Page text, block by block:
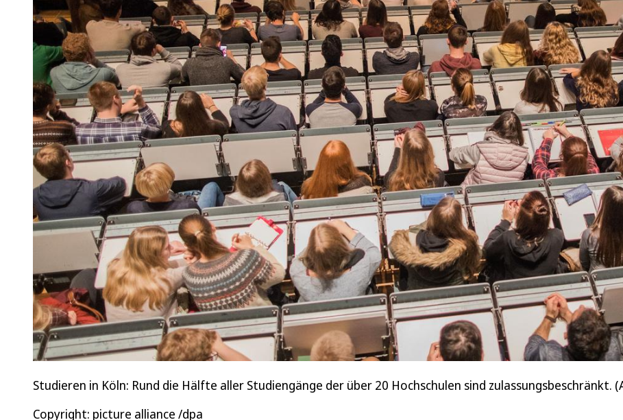
Studieren in Köln: Rund die Hälfte aller Studiengänge der über 20 Hochschulen sind zulassungsbeschränkt.
Copyright: picture alliance /dpa